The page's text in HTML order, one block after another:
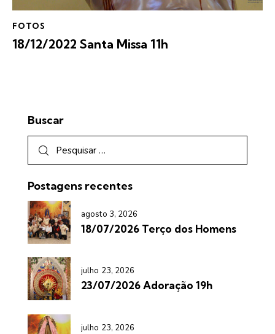
FOTOS
18/12/2022 Santa Missa 11h
Buscar
Postagens recentes
agosto 3, 2026
18/07/2026 Terço dos Homens
julho 23, 2026
23/07/2026 Adoração 19h
julho 23, 2026